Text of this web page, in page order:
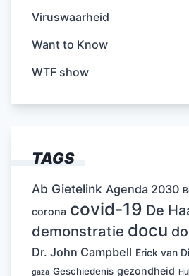
Viruswaarheid
Want to Know
WTF show
TAGS
Ab Gietelink Agenda 2030
corona covid-19 De
demonstratie docu
Dr. John Campbell Erick van
gaza Geschiedenis gezondheid